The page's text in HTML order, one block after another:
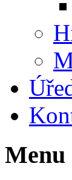
Menu